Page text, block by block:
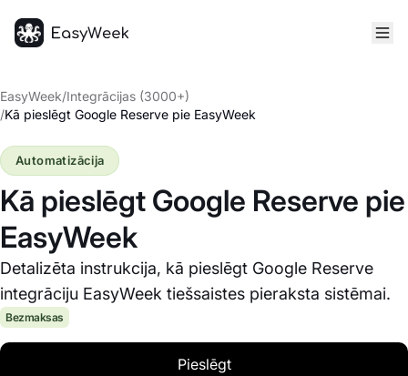
EasyWeek/Integrācijas (3000+)
/Kā pieslēgt Google Reserve pie EasyWeek
Kā pieslēgt Google Reserve pie
EasyWeek
Detalizēta instrukcija, kā pieslēgt Google Reserve
integrāciju EasyWeek tiešsaistes pieraksta sistēmai.
Automatizācija
Bezmaksas
Pieslēgt